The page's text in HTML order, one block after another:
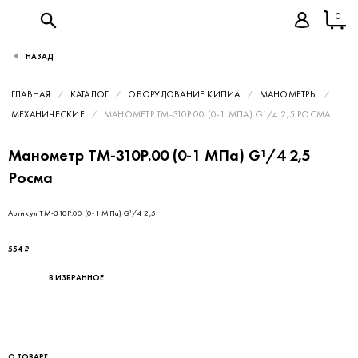
0
ГЛАВНАЯ КАТАЛОГ ОБОРУДОВАНИЕ КИПИА
МАНОМЕТРЫ
МЕХАНИЧЕСКИЕ
МАНОМЕТР ТМ-310Р.00 (0-1 МПА) G¹/4 2,5 РОСМА
Манометр ТМ-310Р.00 (0-1 МПа) G¹/4 2,5
Росма
Артикул ТМ-310Р.00 (0-1 МПа) G¹/4 2,5
554 ₽
В ИЗБРАННОЕ
НАЗАД